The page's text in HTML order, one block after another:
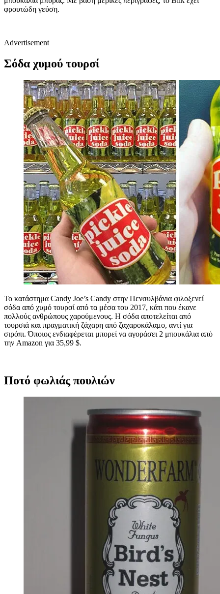
φρουτώδη γεύση.
Advertisement
Σόδα χυμού τουρσί
Το κατάστημα Candy Joe’s Candy στην Πενσυλβάνια φιλοξενεί
σόδα από χυμό τουρσί από τα μέσα του 2017, κάτι που έκανε
πολλούς ανθρώπους χαρούμενους. Η σόδα αποτελείται από
τουρσιά και πραγματική ζάχαρη από ζαχαροκάλαμο, αντί για
σιρόπι. Όποιος ενδιαφέρεται μπορεί να αγοράσει 2 μπουκάλια από
την Amazon για 35,99 $.
Ποτό φωλιάς πουλιών